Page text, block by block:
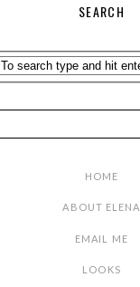
SEARCH
HOME
ABOUT ELENA
EMAIL ME
LOOKS